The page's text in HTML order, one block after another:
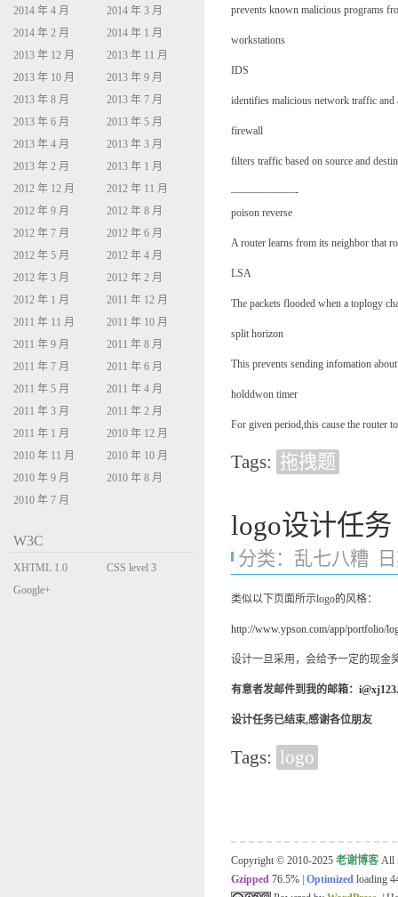
prevents known malicious programs
workstations
IDS
identifies malicious network traffic
firewall
filters traffic based on source and
——————-
poison reverse
A router learns from its neighbor that
LSA
The packets flooded when a toplogy
split horizon
This prevents sending infomation
holddwon timer
For given period,this cause the router
Tags: 拖拽题
logo设计任务
分类： 乱七八糟
类似以下页面所示logo的风格：
http://www.ypson.com/app/portfolio/
设计一旦采用，会给予一定的现金
有意者发邮件到我的邮箱：
设计任务已结束,感谢各位朋友
Tags: logo
2014 年 4 月
2014 年 3 月
2014 年 2 月
2014 年 1 月
2013 年 12 月
2013 年 11 月
2013 年 10 月
2013 年 9 月
2013 年 8 月
2013 年 7 月
2013 年 6 月
2013 年 5 月
2013 年 4 月
2013 年 3 月
2013 年 2 月
2013 年 1 月
2012 年 12 月
2012 年 11 月
2012 年 9 月
2012 年 8 月
2012 年 7 月
2012 年 6 月
2012 年 5 月
2012 年 4 月
2012 年 3 月
2012 年 2 月
2012 年 1 月
2011 年 12 月
2011 年 11 月
2011 年 10 月
2011 年 9 月
2011 年 8 月
2011 年 7 月
2011 年 6 月
2011 年 5 月
2011 年 4 月
2011 年 3 月
2011 年 2 月
2011 年 1 月
2010 年 12 月
2010 年 11 月
2010 年 10 月
2010 年 9 月
2010 年 8 月
2010 年 7 月
W3C
XHTML 1.0
Transitional
CSS level 3
Google+
Copyright © 2010-2025 老谢博客 All
Gzipped 76.5% Optimized loading